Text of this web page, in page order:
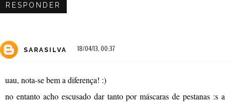
RESPONDER
SARASILVA 18/04/13, 00:37
uau, nota-se bem a diferença! :)
no entanto acho escusado dar tanto por máscaras de pestanas :s a